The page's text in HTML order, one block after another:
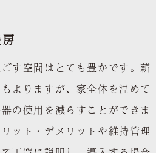
す空間はとても豊かです。薪
よりますが、家全体を温めて
の使用を減らすことができま
ット・デメリットや維持管理